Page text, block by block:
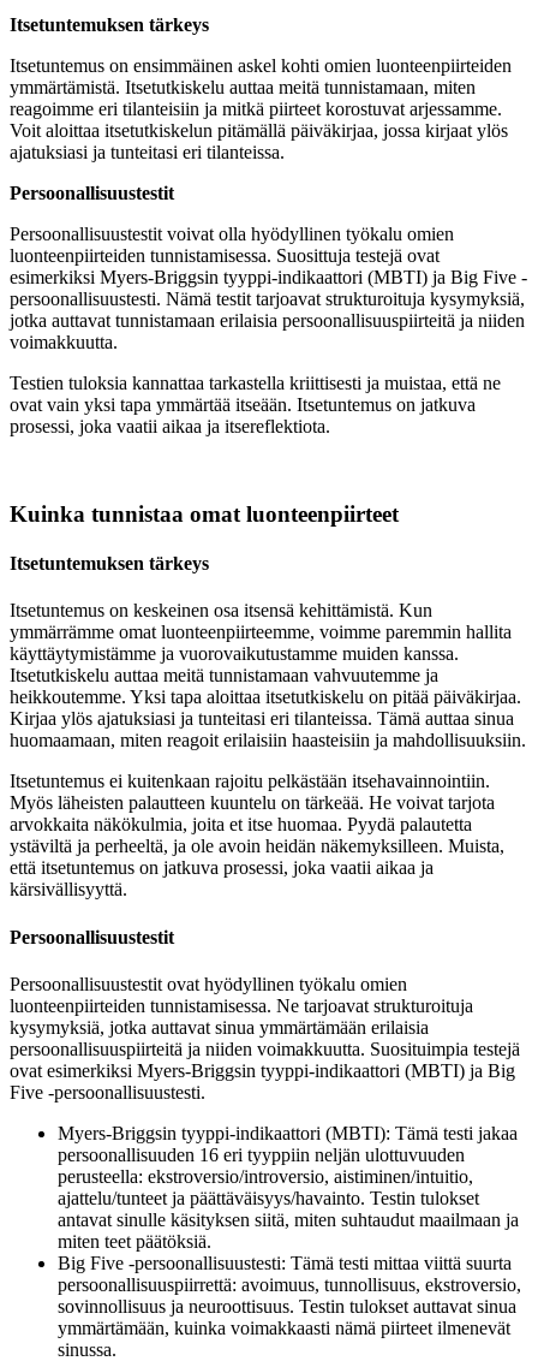
Itsetuntemuksen tärkeys
Itsetuntemus on ensimmäinen askel kohti omien luonteenpiirteiden
ymmärtämistä. Itsetutkiskelu auttaa meitä tunnistamaan, miten
reagoimme eri tilanteisiin ja mitkä piirteet korostuvat arjessamme.
Voit aloittaa itsetutkiskelun pitämällä päiväkirjaa, jossa kirjaat ylös
ajatuksiasi ja tunteitasi eri tilanteissa.
Persoonallisuustestit
Persoonallisuustestit voivat olla hyödyllinen työkalu omien
luonteenpiirteiden tunnistamisessa. Suosittuja testejä ovat
esimerkiksi Myers-Briggsin tyyppi-indikaattori (MBTI) ja Big Five -
persoonallisuustesti. Nämä testit tarjoavat strukturoituja kysymyksiä,
jotka auttavat tunnistamaan erilaisia persoonallisuuspiirteitä ja niiden
voimakkuutta.
Testien tuloksia kannattaa tarkastella kriittisesti ja muistaa, että ne
ovat vain yksi tapa ymmärtää itseään. Itsetuntemus on jatkuva
prosessi, joka vaatii aikaa ja itsereflektiota.
Kuinka tunnistaa omat luonteenpiirteet
Itsetuntemuksen tärkeys
Itsetuntemus on keskeinen osa itsensä kehittämistä. Kun
ymmärrämme omat luonteenpiirteemme, voimme paremmin hallita
käyttäytymistämme ja vuorovaikutustamme muiden kanssa.
Itsetutkiskelu auttaa meitä tunnistamaan vahvuutemme ja
heikkoutemme. Yksi tapa aloittaa itsetutkiskelu on pitää päiväkirjaa.
Kirjaa ylös ajatuksiasi ja tunteitasi eri tilanteissa. Tämä auttaa sinua
huomaamaan, miten reagoit erilaisiin haasteisiin ja mahdollisuuksiin.
Itsetuntemus ei kuitenkaan rajoitu pelkästään itsehavainnointiin.
Myös läheisten palautteen kuuntelu on tärkeää. He voivat tarjota
arvokkaita näkökulmia, joita et itse huomaa. Pyydä palautetta
ystäviltä ja perheeltä, ja ole avoin heidän näkemyksilleen. Muista,
että itsetuntemus on jatkuva prosessi, joka vaatii aikaa ja
kärsivällisyyttä.
Persoonallisuustestit
Persoonallisuustestit ovat hyödyllinen työkalu omien
luonteenpiirteiden tunnistamisessa. Ne tarjoavat strukturoituja
kysymyksiä, jotka auttavat sinua ymmärtämään erilaisia
persoonallisuuspiirteitä ja niiden voimakkuutta. Suosituimpia testejä
ovat esimerkiksi Myers-Briggsin tyyppi-indikaattori (MBTI) ja Big
Five -persoonallisuustesti.
Myers-Briggsin tyyppi-indikaattori (MBTI): Tämä testi jakaa
persoonallisuuden 16 eri tyyppiin neljän ulottuvuuden
perusteella: ekstroversio/introversio, aistiminen/intuitio,
ajattelu/tunteet ja päättäväisyys/havainto. Testin tulokset
antavat sinulle käsityksen siitä, miten suhtaudut maailmaan ja
miten teet päätöksiä.
Big Five -persoonallisuustesti: Tämä testi mittaa viittä suurta
persoonallisuuspiirrettä: avoimuus, tunnollisuus, ekstroversio,
sovinnollisuus ja neuroottisuus. Testin tulokset auttavat sinua
ymmärtämään, kuinka voimakkaasti nämä piirteet ilmenevät
sinussa.